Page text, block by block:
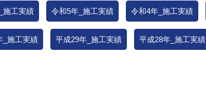
施工実績 令和5年_施工実績 令和4年_施工実績
_施工実績 平成29年_施工実績 平成28年_施工実績